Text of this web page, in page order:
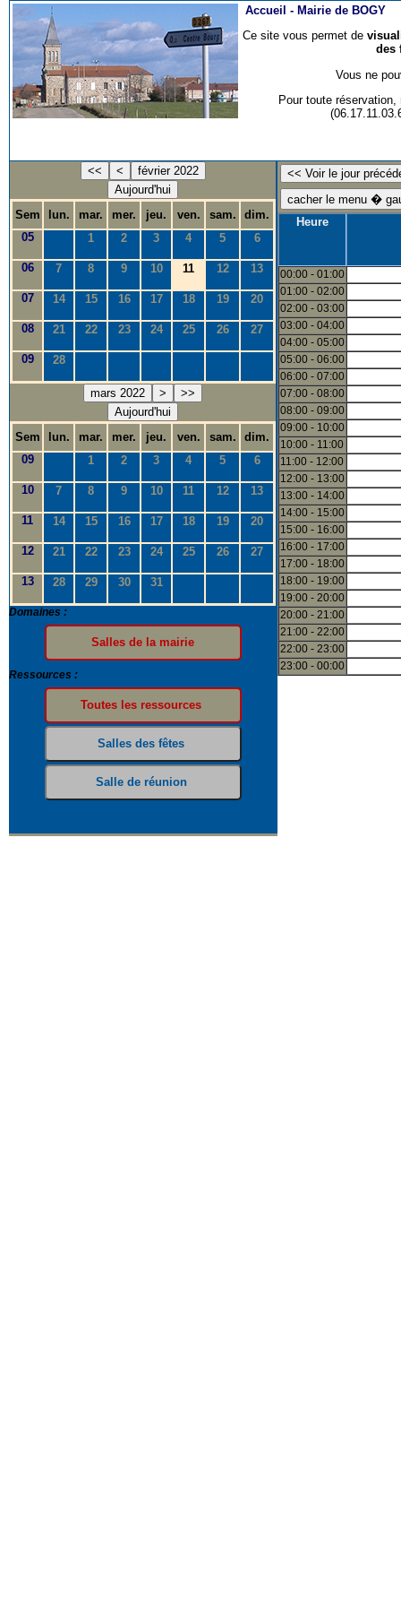
Accueil - Mairie de BOGY
Ce site vous permet de
des
Vous ne
Pour toute
<< <
février 2022
Aujourd'hui
Sem
lun. mar. mer. jeu. ven. sam.
dim.
05
1 2 3 4 5 6
06 7 8 9 10 11 12 13
07 14 15 16 17 18 19 20
08 21 22 23 24 25 26 27
09 28
mars 2022 >
>>
Aujourd'hui
Sem
lun. mar. mer. jeu. ven. sam.
dim.
09
1 2 3 4 5 6
10 7 8 9 10 11 12 13
11 14 15 16 17 18 19 20
12 21 22 23 24 25 26 27
13 28 29 30 31
Domaines :
Ressources :
Heure
00:00 - 01:00
01:00 - 02:00
02:00 - 03:00
03:00 - 04:00
04:00 - 05:00
05:00 - 06:00
06:00 - 07:00
07:00 - 08:00
08:00 - 09:00
09:00 - 10:00
10:00 - 11:00
11:00 - 12:00
12:00 - 13:00
13:00 - 14:00
14:00 - 15:00
15:00 - 16:00
16:00 - 17:00
17:00 - 18:00
18:00 - 19:00
19:00 - 20:00
20:00 - 21:00
21:00 - 22:00
22:00 - 23:00
23:00 - 00:00